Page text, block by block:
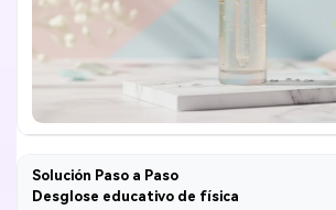
Solución Paso a Paso
Desglose educativo de física